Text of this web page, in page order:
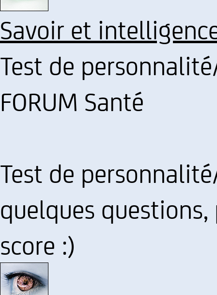
Savoir et
Test de
FORUM Santé
Test de
quelques
score :)